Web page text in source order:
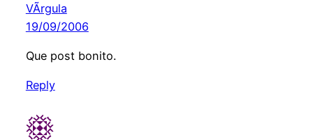
VÃ­rgula
19/09/2006
Que post bonito.
Reply